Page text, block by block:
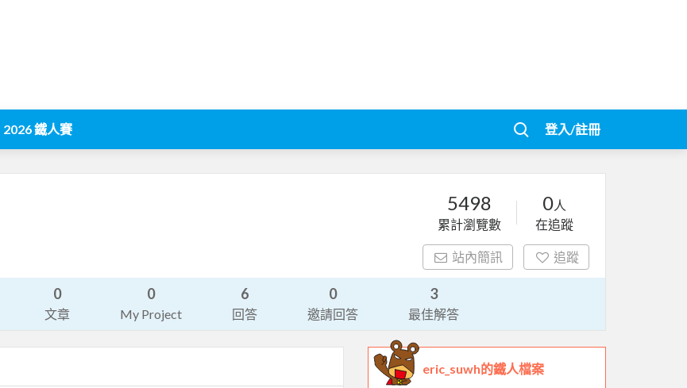
2026 鐵人賽 登入/註冊
5498
累計瀏覽數
0人
在追蹤
站內簡訊 追蹤
0
文章
0
My Project
6
回答
0
邀請回答
3
最佳解答
eric_suwh的鐵人檔案